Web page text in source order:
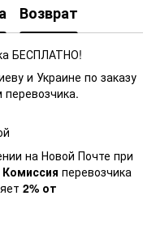
Возврат
БЕСПЛАТНО!
и Украине по заказу
на Новой Почте при
перевозчика
2% от